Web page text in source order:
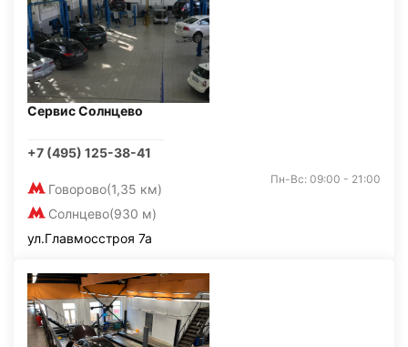
Сервис Солнцево
+7 (495) 125-38-41
Говорово(1,35 км)
Солнцево(930 м)
Пн-Вс: 09:00 - 21:00
ул.Главмосстроя 7а